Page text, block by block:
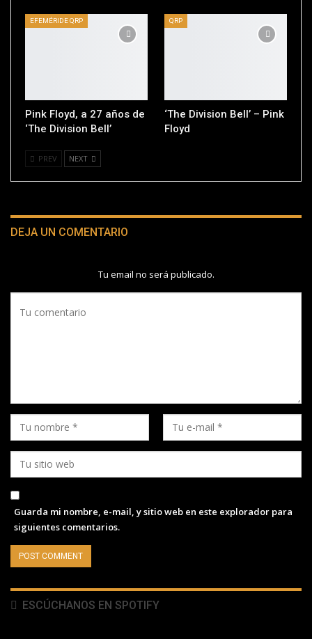
EFEMÉRIDE QRP
Pink Floyd, a 27 años de
‘The Division Bell’
QRP
‘The Division Bell’ – Pink
Floyd
PREV NEXT
DEJA UN COMENTARIO
Tu email no será publicado.
Guarda mi nombre, e-mail, y sitio web en este explorador para
siguientes comentarios.
ESCÚCHANOS EN SPOTIFY